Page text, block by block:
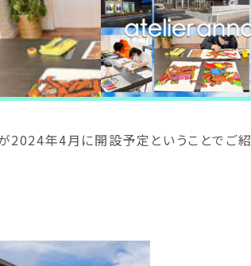
2024年4月に開設予定ということでご紹